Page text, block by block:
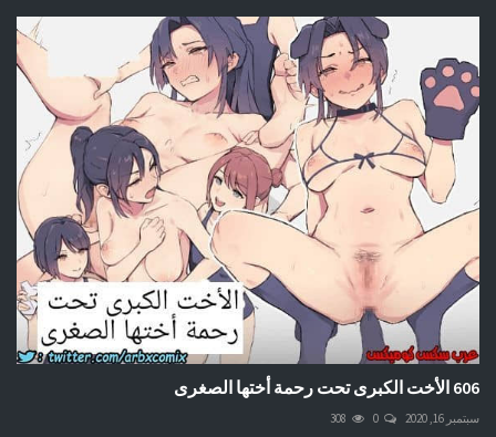
606 الأخت الكبرى تحت رحمة أختها الصغرى
سبتمبر 16, 2020 0
308